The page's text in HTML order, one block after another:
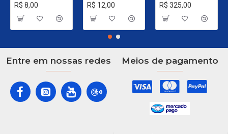
R$ 8,00
R$ 12,00
R$ 325,00
Entre em nossas redes Meios de pagamento